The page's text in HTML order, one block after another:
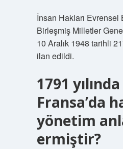
İnsan Hakları Evrensel
Birleşmiş Milletler
10 Aralık 1948 tarihli
ilan edildi.
1791 yılında
Fransa’da
yönetim
ermiştir?